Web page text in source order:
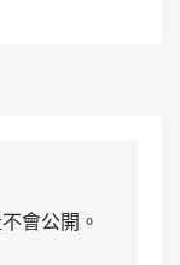
會公開。